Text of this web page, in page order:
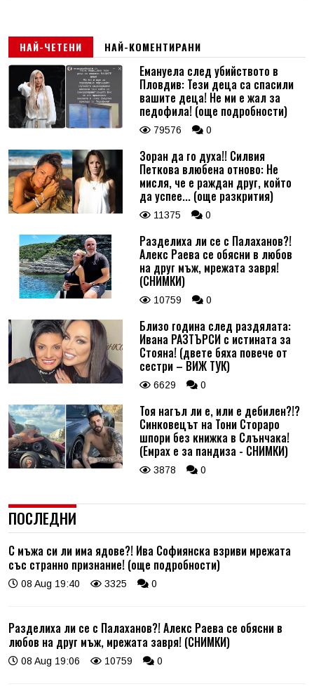
НАЙ-ЧЕТЕНИ НАЙ-КОМЕНТИРАНИ
Емануела след убийството в
Пловдив: Тези деца са спасили
вашите деца! Не ми е жал за
педофила! (още подробности)
79576 0
Зоран да го духа!! Силвия
Петкова влюбена отново: Не
мисля, че е раждан друг, който
да успее... (още разкрития)
11375 0
Разделиха ли се с Палаханов?!
Алекс Раева се обясни в любов
на друг мъж, мрежата завря!
(СНИМКИ)
10759 0
Близо година след раздялата:
Ивана РАЗТЪРСИ с истината за
Стояна! (двете бяха повече от
сестри – ВИЖ ТУК)
6629 0
Тоя нагъл ли е, или е дебилен?!?
Синковецът на Тони Стораро
шпори без книжка в Слънчака!
(Емрах е за пандиза - СНИМКИ)
3878 0
ПОСЛЕДНИ
С мъжа си ли има ядове?! Ива Софиянска взриви мрежата
със странно признание! (още подробности)
08 Aug 19:40 3325 0
Разделиха ли се с Палаханов?! Алекс Раева се обясни в
любов на друг мъж, мрежата завря! (СНИМКИ)
08 Aug 19:06 10759 0